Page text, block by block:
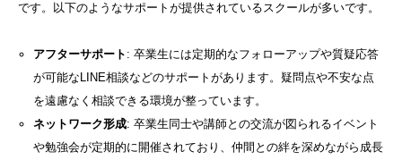
です。以下のようなサポートが提供されているスクールが多いです。
アフターサポート : 卒業生には定期的なフォローアップや質疑応答
が可能なLINE相談などのサポートがあります。疑問点や不安な点
を遠慮なく相談できる環境が整っています。
ネットワーク形成: 卒業生同士や講師との交流が図られるイベント
や勉強会が定期的に開催されており、仲間との絆を深めながら成長